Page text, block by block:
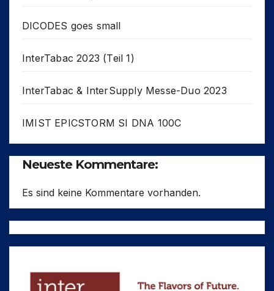
DICODES goes small
InterTabac 2023 (Teil 1)
InterTabac & InterSupply Messe-Duo 2023
IMIST EPICSTORM SI DNA 100C
Neueste Kommentare:
Es sind keine Kommentare vorhanden.